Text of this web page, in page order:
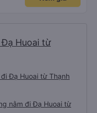
Huoai từ
Đạ Huoai từ Thạnh
nằm đi Đạ Huoai từ